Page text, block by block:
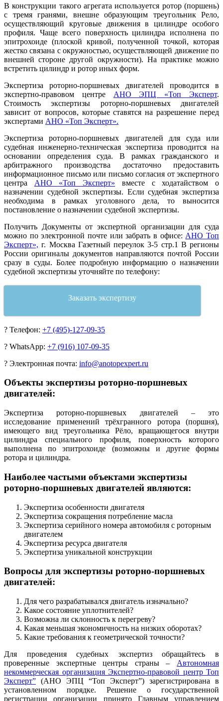
В конструкции такого агрегата используется ротор (поршень)
с тремя гранями, внешне образующим треугольник Рело,
осуществляющий круговые движения в цилиндре особого
профиля. Чаще всего поверхность цилиндра исполнена по
эпитрохоиде (плоской кривой, полученной точкой, которая
жестко связана с окружностью, осуществляющей движение по
внешней стороне другой окружности). На практике можно
встретить цилиндр и ротор иных форм.
Экспертиза роторно-поршневых двигателей проводится в
экспертно-правовом центре АНО ЭПЦ «Топ Эксперт.
Стоимость экспертизы роторно-поршневых двигателей
зависит от вопросов, которые ставятся на разрешение перед
экспертами АНО «Топ Эксперт».
Экспертиза роторно-поршневых двигателей для суда или
судебная инженерно-техническая экспертиза проводится на
основании определения суда. В рамках гражданского и
арбитражного производства достаточно предоставить
информационное письмо или письмо согласия от экспертного
центра АНО «Топ Эксперт» вместе с ходатайством о
назначении судебной экспертизы. Если судебная экспертиза
необходима в рамках уголовного дела, то выносится
постановление о назначении судебной экспертизы.
Получить Документы от экспертной организации для суда
можно по электронной почте или забрать в офисе: АНО Топ
Эксперт», г. Москва Газетный переулок 3-5 стр.1 В регионы
России оригиналы документов направляются почтой России
сразу в суды. Более подробную информацию о назначении
судебной экспертизы уточняйте по телефону:
Заказать экспертизу
? Телефон: +7 (495)-127-09-35
? WhatsApp: +7 (916) 107-09-35
? Электронная почта: info@anotopexpert.ru
Объекты экспертизы роторно-поршневых
двигателей:
Экспертиза роторно-поршневых двигателей – это
исследование применений трёхгранного ротора (поршня),
имеющего вид треугольника Рёло, вращающегося внутри
цилиндра специального профиля, поверхность которого
выполнена по эпитрохоиде (возможны и другие формы
ротора и цилиндра.
Наиболее частыми объектами экспертизы
роторно-поршневых двигателей являются:
Экспертиза особенности двигателя
Экспертиза сокращения потребление масла
Экспертиза серийного номера автомобиля с роторным
двигателем
Экспертиза ресурса двигателя
Экспертиза уникальной конструкции
Вопросы для экспертизы роторно-поршневых
двигателей:
Для чего разрабатывался двигатель изначально?
Какое состояние уплотнителей?
Возможна ли склонность к перегреву?
Какая меньшая экономичность на низких оборотах?
Какие требования к геометрической точности?
Для проведения судебных экспертиз обращайтесь в
проверенные экспертные центры страны – Автономная
некоммерческая организация Экспертно-правовой центр Топ
Эксперт” (АНО ЭПЦ “Топ Эксперт”) зарегистрирована в
установленном порядке. Решение о государственной
регистрации организации принято Главным управлением